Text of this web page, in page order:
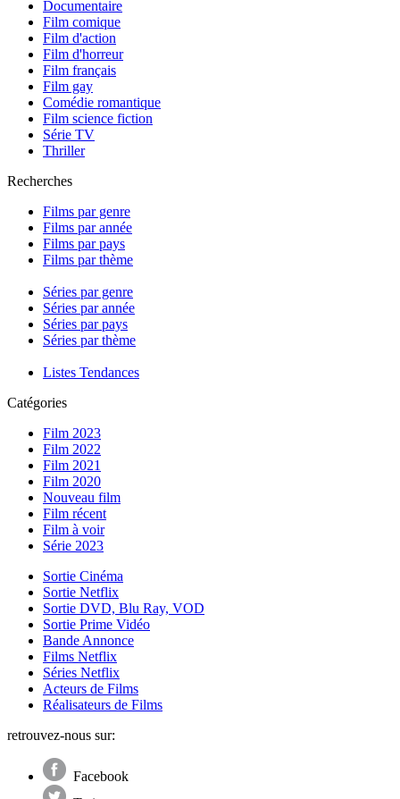
Documentaire
Film comique
Film d'action
Film d'horreur
Film français
Film gay
Comédie romantique
Film science fiction
Série TV
Thriller
Recherches
Films par genre
Films par année
Films par pays
Films par thème
Séries par genre
Séries par année
Séries par pays
Séries par thème
Listes Tendances
Catégories
Film 2023
Film 2022
Film 2021
Film 2020
Nouveau film
Film récent
Film à voir
Série 2023
Sortie Cinéma
Sortie Netflix
Sortie DVD, Blu Ray, VOD
Sortie Prime Vidéo
Bande Annonce
Films Netflix
Séries Netflix
Acteurs de Films
Réalisateurs de Films
retrouvez-nous sur:
Facebook